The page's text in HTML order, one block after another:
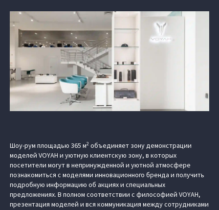
Шоу-рум площадью 365 м2 объединяет зону демонстрации
моделей VOYAH и уютную клиентскую зону, в которых
посетители могут в непринужденной и уютной атмосфере
познакомиться с моделями инновационного бренда и получить
подробную информацию об акциях и специальных
предложениях. В полном соответствии с философией VOYAH,
презентация моделей и вся коммуникация между сотрудниками